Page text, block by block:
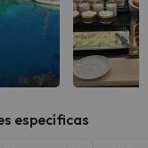
específicas